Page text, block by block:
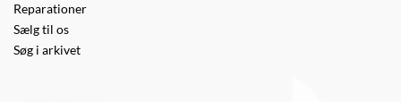
Reparationer
Sælg til os
Søg i arkivet